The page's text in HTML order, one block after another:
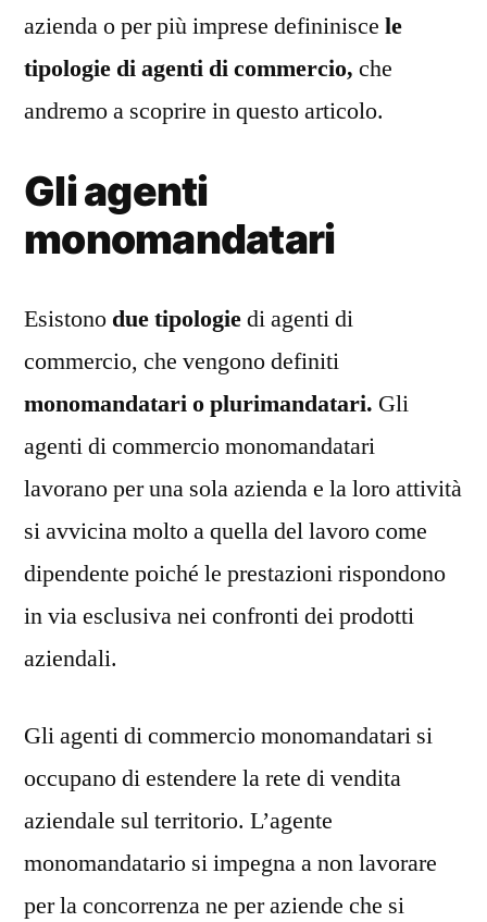
azienda o per più imprese defininisce le
tipologie di agenti di commercio, che
andremo a scoprire in questo articolo.
Gli agenti
monomandatari
Esistono due tipologiedi agenti di
commercio, che vengono definiti
monomandatari o plurimandatari. Gli
agenti di commercio monomandatari
lavorano per una sola azienda e la loro attività
si avvicina molto a quella del lavoro come
dipendente poiché le prestazioni rispondono
in via esclusiva nei confronti dei prodotti
aziendali.
Gli agenti di commercio monomandatari si
occupano di estendere la rete di vendita
aziendale sul territorio. L’agente
monomandatario si impegna a non lavorare
per la concorrenza ne per aziende che si